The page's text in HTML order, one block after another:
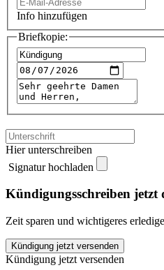
Info hinzufügen
Briefkopie:
Hier unterschreiben
Signatur hochladen
Kündigungsschreiben jetzt
Zeit sparen und wichtigeres
GMX
Handyvertrag
Kündigung jetzt versenden
Kündigung jetzt versenden